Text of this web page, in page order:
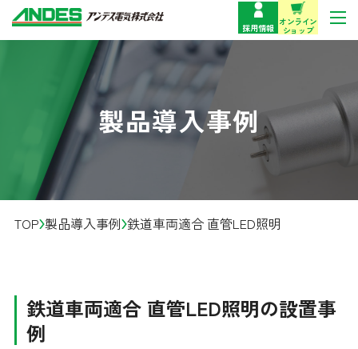
採用情報 オンライン
ショップ
サポート・お問い合わせ
企業情報
事業紹介
お役立ち情報
製品導入事例
TOP 製品導入事例 鉄道車両適合 直管LED照明
鉄道車両適合 直管LED照明の設置事
例